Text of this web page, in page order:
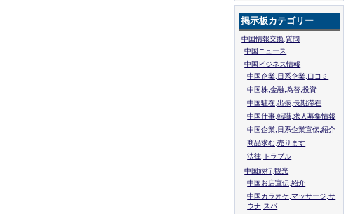
掲示板カテゴリー
中国情報交換,質問
中国ニュース
中国ビジネス情報
中国企業,日系企業,口コミ
中国株,金融,為替,投資
中国駐在,出張,長期滞在
中国仕事,転職,求人募集情報
中国企業,日系企業宣伝,紹介
商品求む,売ります
法律,トラブル
中国旅行,観光
中国お店宣伝,紹介
中国カラオケ,マッサージ,サ
ウナ,スパ